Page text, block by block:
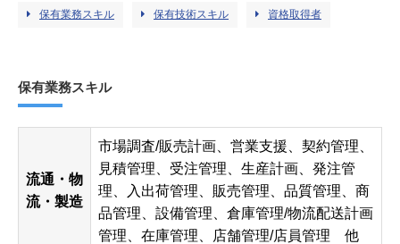
保有業務スキル 保有技術スキル 資格取得者
保有業務スキル
流通・物
流・製造
市場調査/販売計画、営業支援、契約管理、
見積管理、受注管理、生産計画、発注管
理、入出荷管理、販売管理、品質管理、商
品管理、設備管理、倉庫管理/物流配送計画
管理、在庫管理、店舗管理/店員管理 他